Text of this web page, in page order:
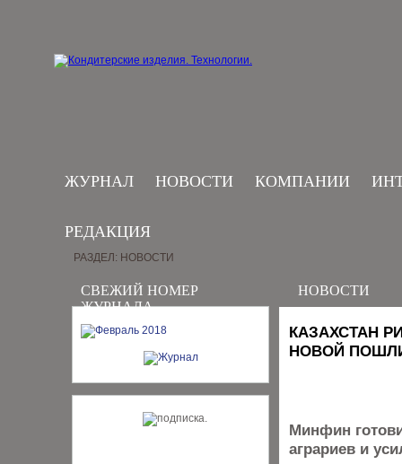
ЖУРНАЛ НОВОСТИ КОМПАНИИ
РЕДАКЦИЯ
СВЕЖИЙ НОМЕР
ЖУРНАЛА
РАЗДЕЛ: НОВОСТИ
НОВОСТИ
КАЗАХСТАН
НОВОЙ
Минфин
аграриев и